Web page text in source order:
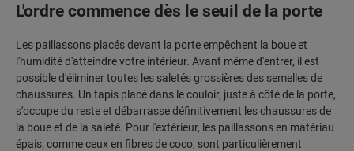
L'ordre commence dès le seuil de la porte
Les paillassons placés devant la porte empêchent la boue et
l'humidité d'atteindre votre intérieur. Avant même d'entrer, il est
possible d'éliminer toutes les saletés grossières des semelles de
chaussures. Un tapis placé dans le couloir, juste à côté de la porte,
s'occupe du reste et débarrasse définitivement les chaussures de
la boue et de la saleté. Pour l'extérieur, les paillassons en matériau
épais, comme ceux en fibres de coco, sont particulièrement